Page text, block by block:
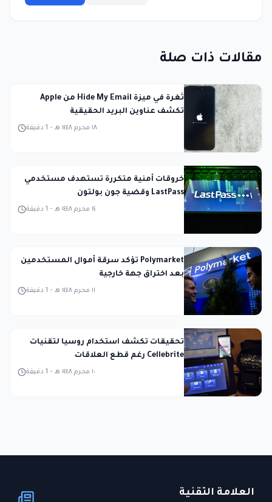
مقالات ذات صلة
ثغرة في ميزة Hide My Email من Apple
تكشف عناوين البريد الحقيقية
1 دقيقة - ١٨ محرم ١٤٤٨ هـ
خروقات أمنية متكررة تستهدف مستخدمي
LastPass وقضية جون بولتون
1 دقيقة - ١٤ محرم ١٤٤٨ هـ
Polymarket تؤكد سرقة أموال المستخدمين
بعد اختراق جهة خارجية
1 دقيقة - ١١ محرم ١٤٤٨ هـ
تحقيقات تكشف استخدام روسيا لتقنيات
Cellebrite رغم قطع العلاقات
1 دقيقة - ١٠ محرم ١٤٤٨ هـ
العلامة التقنية